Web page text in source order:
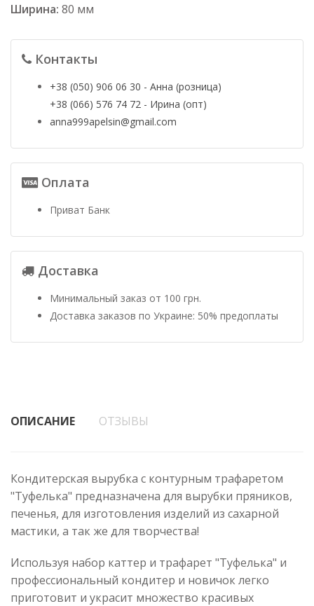
Ширина: 80 мм
Контакты
+38 (050) 906 06 30 - Анна (розница)
+38 (066) 576 74 72 - Ирина (опт)
anna999apelsin@gmail.com
Оплата
Приват Банк
Доставка
Минимальный заказ от 100 грн.
Доставка заказов по Украине: 50% предоплаты
ОПИСАНИЕ ОТЗЫВЫ
Кондитерская вырубка с контурным трафаретом
"Туфелька" предназначена для вырубки пряников,
печенья, для изготовления изделий из сахарной
мастики, а так же для творчества!
Используя набор каттер и трафарет "Туфелька" и
профессиональный кондитер и новичок легко
приготовит и украсит множество красивых